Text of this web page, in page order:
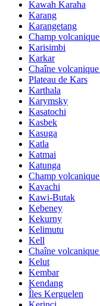
Kawah Karaha
Karang
Karangetang
Champ
Karisimbi
Karkar
Chaîne
Plateau de Kars
Karthala
Karymsky
Kasatochi
Kasbek
Kasuga
Katla
Katmai
Katunga
Champ
Kavachi
Kawi-Butak
Kebeney
Kekurny
Kelimutu
Kell
Chaîne
Kelut
Kembar
Kendang
Îles Kerguelen